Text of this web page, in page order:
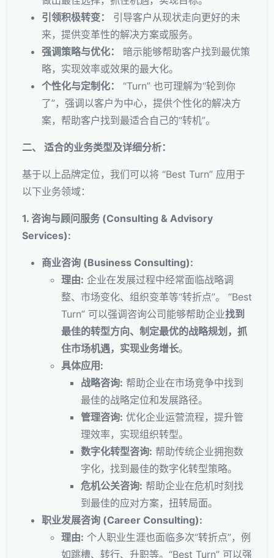
引领积极转变：
引导客户从现状走向更好的未
来，提供变革性的解决方案或服务。
强调策略与优化：
暗示能够帮助客户找到最优策
略，实现效率或效果的最大化。
个性化与定制化：
“Turn” 也可理解为“轮到你
了”，强调以客户为中心，提供个性化的解决方
案，帮助客户找到最适合自己的“转机”。
二、 适合的业务类型及详细分析：
基于以上品牌定位，我们可以将 “Best Turn” 应用于
以下业务领域：
1. 咨询与顾问服务 (Consulting & Advisory
Services):
商业咨询 (Business Consulting):
理由: 企业在发展过程中经常面临战略调
整、市场变化、组织变革等“转折点”。 “Best
Turn” 可以强调咨询公司能够帮助企业找到
最佳的转型方向、制定最优的战略规划，抓
住市场机遇，实现业务增长。
具体应用:
战略咨询: 帮助企业在市场竞争中找到
最佳的战略定位和发展路径。
管理咨询: 优化企业运营流程，提升管
理效率，实现组织转型。
数字化转型咨询: 帮助传统企业拥抱数
字化，找到最佳的数字化转型策略。
危机公关咨询: 帮助企业在危机时刻找
到最佳的应对方案，扭转局面。
职业发展咨询 (Career Consulting):
理由: 个人职业生涯也面临多次“转折点”，例
如跳槽、转行、升职等。“Best Turn” 可以强